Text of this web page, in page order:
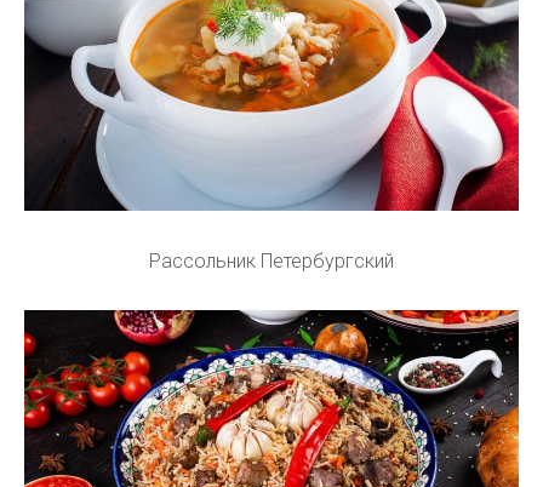
Рассольник Петербургский